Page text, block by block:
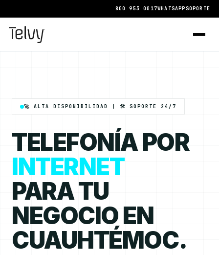
800 953 0017WHATSAPPSOPORTE
🚀 ALTA DISPONIBILIDAD | 🛠️ SOPORTE 24/7
TELEFONÍA POR
INTERNET
PARA TU
NEGOCIO EN
CUAUHTÉMOC.